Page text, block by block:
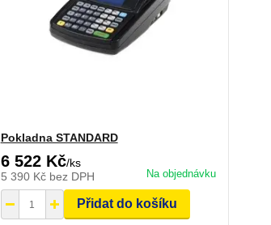
Pokladna STANDARD
6 522 Kč/ks
5 390 Kč bez DPH Na objednávku
Přidat do košíku